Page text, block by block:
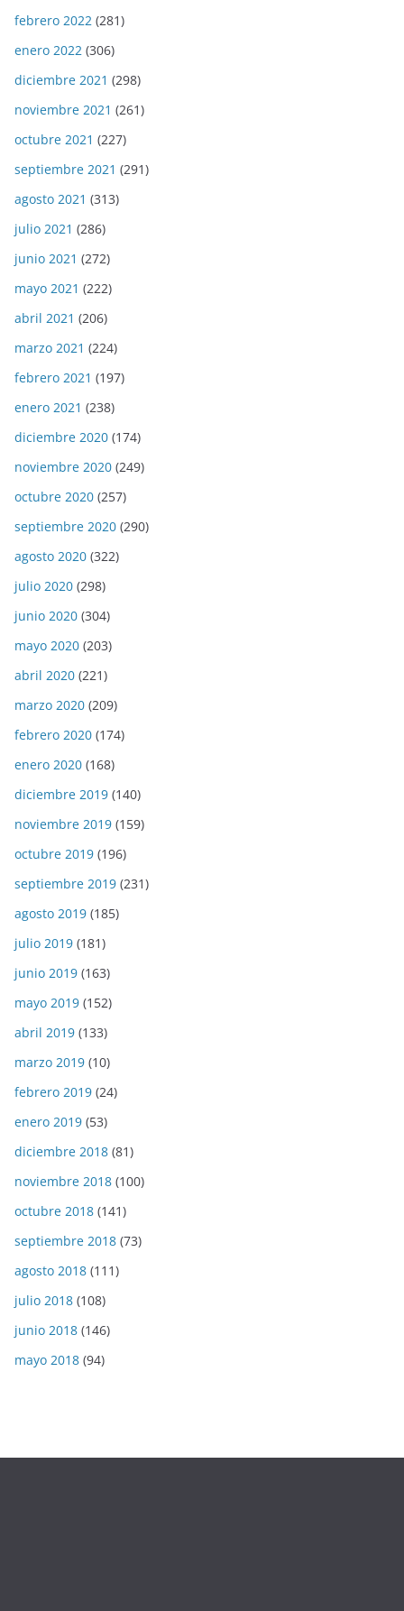
febrero 2022 (281)
enero 2022 (306)
diciembre 2021 (298)
noviembre 2021 (261)
octubre 2021 (227)
septiembre 2021 (291)
agosto 2021 (313)
julio 2021 (286)
junio 2021 (272)
mayo 2021 (222)
abril 2021 (206)
marzo 2021 (224)
febrero 2021 (197)
enero 2021 (238)
diciembre 2020 (174)
noviembre 2020 (249)
octubre 2020 (257)
septiembre 2020 (290)
agosto 2020 (322)
julio 2020 (298)
junio 2020 (304)
mayo 2020 (203)
abril 2020 (221)
marzo 2020 (209)
febrero 2020 (174)
enero 2020 (168)
diciembre 2019 (140)
noviembre 2019 (159)
octubre 2019 (196)
septiembre 2019 (231)
agosto 2019 (185)
julio 2019 (181)
junio 2019 (163)
mayo 2019 (152)
abril 2019 (133)
marzo 2019 (10)
febrero 2019 (24)
enero 2019 (53)
diciembre 2018 (81)
noviembre 2018 (100)
octubre 2018 (141)
septiembre 2018 (73)
agosto 2018 (111)
julio 2018 (108)
junio 2018 (146)
mayo 2018 (94)